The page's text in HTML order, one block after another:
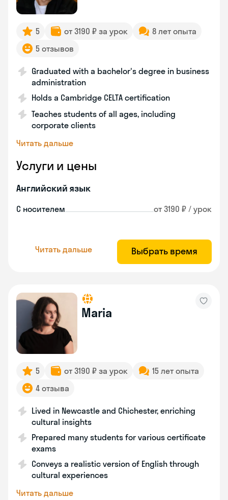
5 от 3190 ₽ за урок
8 лет опыта
5 отзывов
Graduated with a bachelor's degree in business
administration
Holds a Cambridge CELTA certification
Teaches students of all ages, including
corporate clients
Читать дальше
Услуги и цены
Английский язык
С носителем от 3190 ₽ / урок
Читать дальше Выбрать время
Maria
5 от 3190 ₽ за урок
15 лет опыта
4 отзыва
Lived in Newcastle and Chichester, enriching
cultural insights
Prepared many students for various certificate
exams
Conveys a realistic version of English through
cultural experiences
Читать дальше